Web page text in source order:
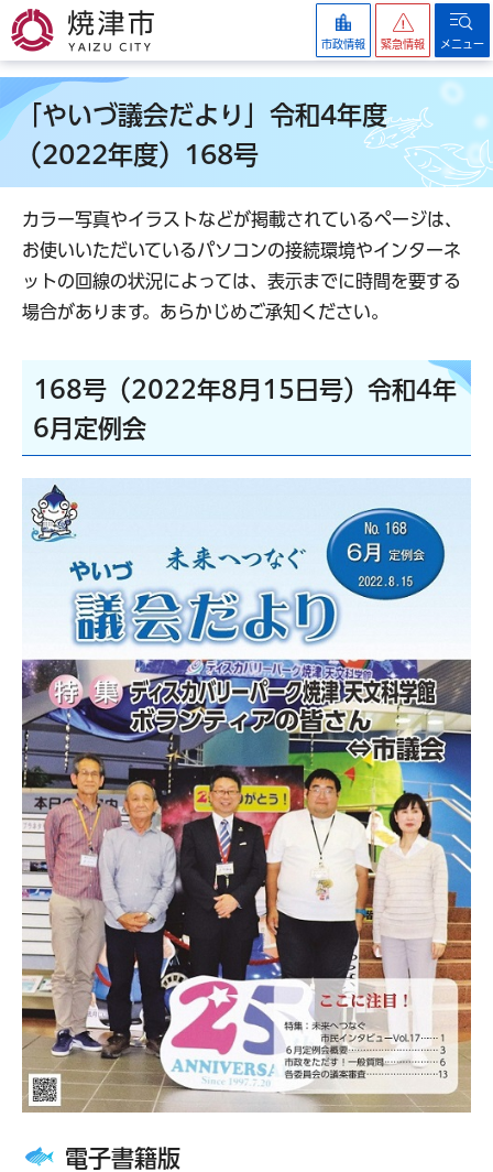
焼津市
市政情報 緊急情報 メニュー
「やいづ議会だより」令和4年度
（2022年度）168号
カラー写真やイラストなどが掲載されているページは、
お使いいただいているパソコンの接続環境やインターネ
ットの回線の状況によっては、表示までに時間を要する
場合があります。あらかじめご承知ください。
168号（2022年8月15日号）令和4年
6月定例会
電子書籍版